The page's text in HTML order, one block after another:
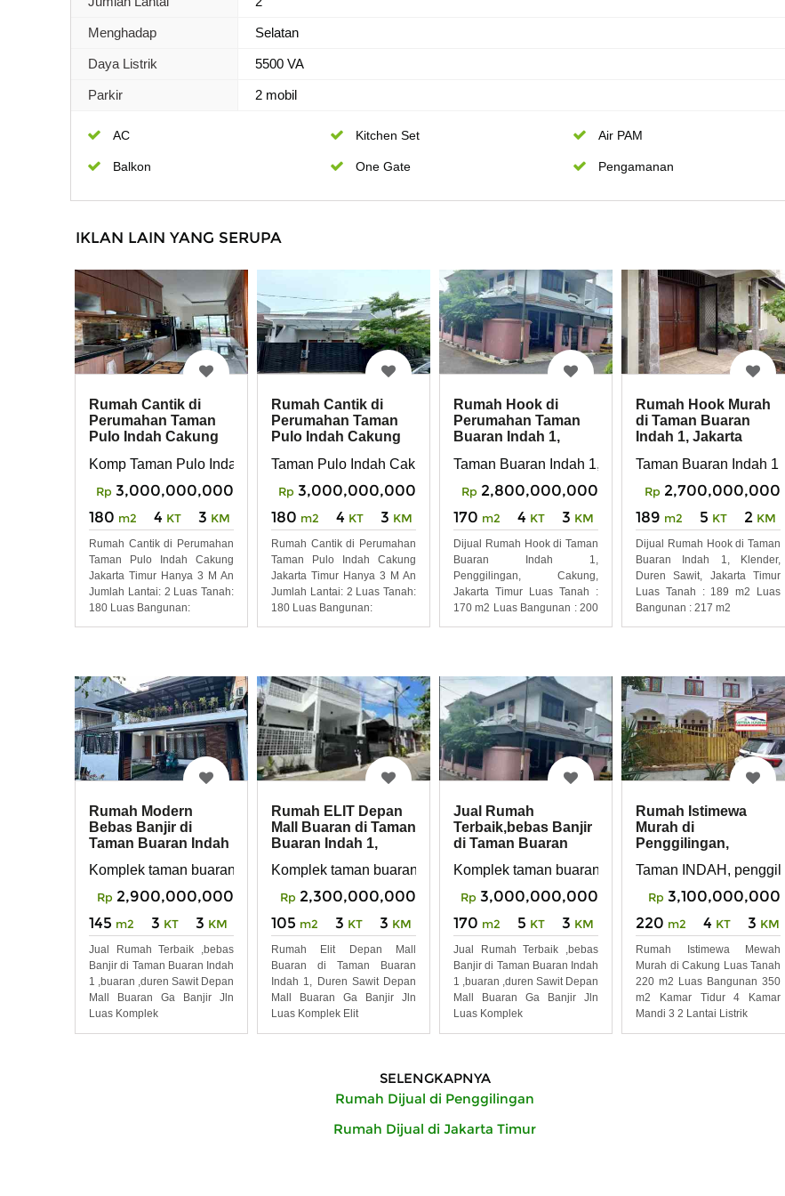
Menghadap Selatan
Daya Listrik 5500 VA
Parkir 2 mobil
AC Kitchen Set Air PAM
Balkon One Gate Pengamanan
IKLAN LAIN YANG SERUPA
Rumah Cantik di
Perumahan Taman
Pulo Indah Cakung
Komp Taman Pulo Indah Cakung Jaktim
Rp 3,000,000,000
180 m2 4 KT 3 KM
Rumah Cantik di Perumahan
Taman Pulo Indah Cakung
Jakarta Timur Hanya 3 M An
Jumlah Lantai: 2 Luas Tanah:
180 Luas Bangunan:
Rumah Cantik di
Perumahan Taman
Pulo Indah Cakung
Taman Pulo Indah Cakung Jaktim
Rp 3,000,000,000
180 m2 4 KT 3 KM
Rumah Cantik di Perumahan
Taman Pulo Indah Cakung
Jakarta Timur Hanya 3 M An
Jumlah Lantai: 2 Luas Tanah:
180 Luas Bangunan:
Rumah Hook di
Perumahan Taman
Buaran Indah 1,
Taman Buaran Indah 1, Penggilingan, Cakung
Rp 2,800,000,000
170 m2 4 KT 3 KM
Dijual Rumah Hook di Taman
Buaran Indah 1,
Penggilingan, Cakung,
Jakarta Timur Luas Tanah :
170 m2 Luas Bangunan : 200
Rumah Hook Murah
di Taman Buaran
Indah 1, Jakarta
Taman Buaran Indah 1
Rp 2,700,000,000
189 m2 5 KT 2 KM
Dijual Rumah Hook di Taman
Buaran Indah 1, Klender,
Duren Sawit, Jakarta Timur
Luas Tanah : 189 m2 Luas
Bangunan : 217 m2
Rumah Modern
Bebas Banjir di
Taman Buaran Indah
Komplek taman buaran indah 1, duren sawit, jakarta timur
Rp 2,900,000,000
145 m2 3 KT 3 KM
Jual Rumah Terbaik ,bebas
Banjir di Taman Buaran Indah
1 ,buaran ,duren Sawit Depan
Mall Buaran Ga Banjir Jln
Luas Komplek
Rumah ELIT Depan
Mall Buaran di Taman
Buaran Indah 1,
Komplek taman buaran indah 1, buaran , duren sawit
Rp 2,300,000,000
105 m2 3 KT 3 KM
Rumah Elit Depan Mall
Buaran di Taman Buaran
Indah 1, Duren Sawit Depan
Mall Buaran Ga Banjir Jln
Luas Komplek Elit
Jual Rumah
Terbaik,bebas Banjir
di Taman Buaran
Komplek taman buaran indah 1, duren sawit, jakarta
Rp 3,000,000,000
170 m2 5 KT 3 KM
Jual Rumah Terbaik ,bebas
Banjir di Taman Buaran Indah
1 ,buaran ,duren Sawit Depan
Mall Buaran Ga Banjir Jln
Luas Komplek
Rumah Istimewa
Murah di
Penggilingan,
Sawit
Taman INDAH,
Rp 3,100,000,000
220 m2 4 KT 3 KM
Rumah Istimewa Mewah
Murah di Cakung Luas Tanah
220 m2 Luas Bangunan 350
m2 Kamar Tidur 4 Kamar
Mandi 3 2 Lantai Listrik
SELENGKAPNYA
Rumah Dijual di Penggilingan
Rumah Dijual di Jakarta Timur